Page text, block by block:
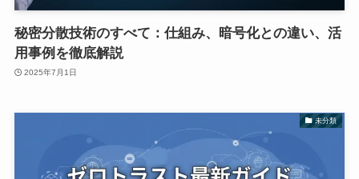
秘密分散技術のすべて：仕組み、暗号化との違い、活
用事例を徹底解説
2025年7月1日
未分類